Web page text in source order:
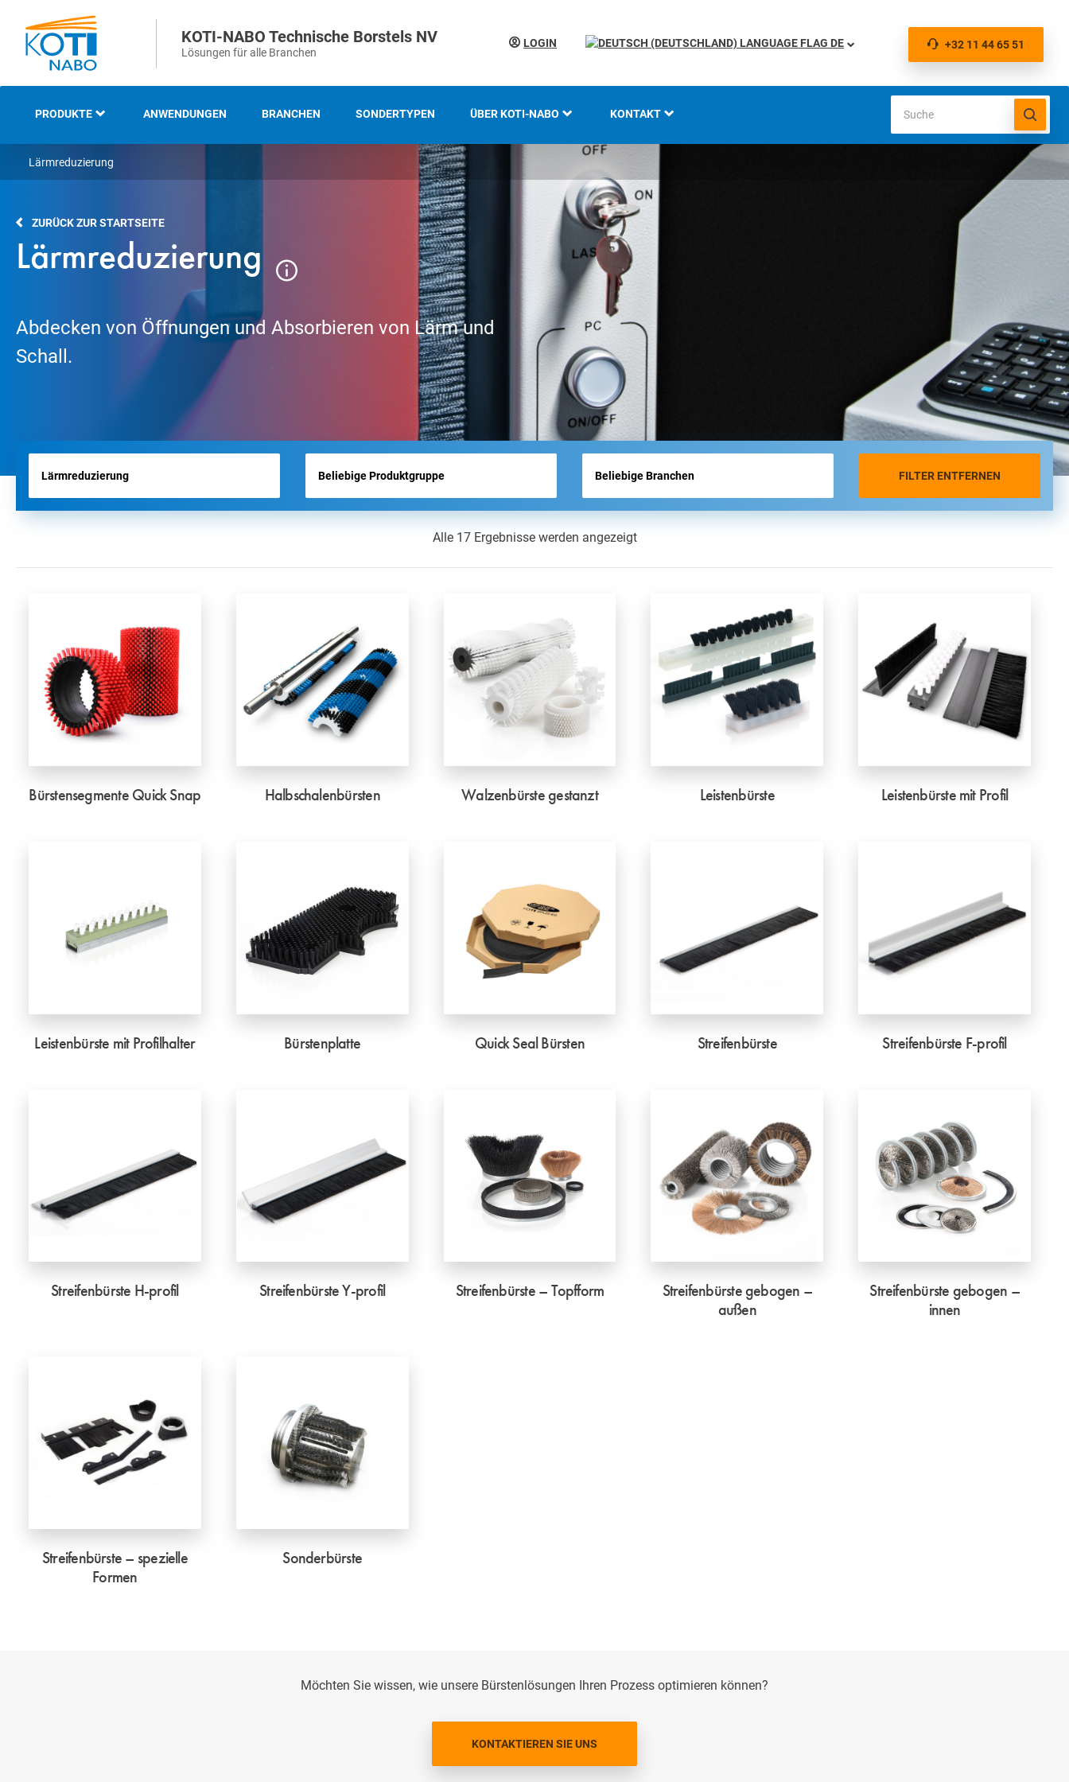
KOTI-NABO Technische Borstels NV
Lösungen für alle Branchen
LOGIN DE +32 11 44 65 51
PRODUKTE
INDUSTRIELLE UND
STREIFEN- UND
STRASSENREINIGUNGS- U
PRODUKTE
ANWENDUNGEN BRANCHEN SONDERTYPEN ÜBER KOTI-NABO
KOMPETENZ
NACHHALTIGKEIT
MESSENÜBERSICHT
KONTAKT
Lärmreduzierung
ZURÜCK ZUR STARTSEITE
Lärmreduzierung
Abdecken von Öffnungen und Absorbieren von Lärm und
Schall.
FILTER ENTFERNEN
Alle 17 Ergebnisse werden angezeigt
Bürstensegmente Quick Snap Halbschalenbürsten Walzenbürste gestanzt Leistenbürste Leistenbürste mit Profil
Leistenbürste mit Profilhalter Bürstenplatte Quick Seal Bürsten Streifenbürste Streifenbürste F-profil
Streifenbürste H-profil Streifenbürste Y-profil Streifenbürste – Topfform
Streifenbürste gebogen –
außen
Streifenbürste gebogen –
innen
Streifenbürste – spezielle
Formen
Sonderbürste
Möchten Sie wissen, wie unsere Bürstenlösungen Ihren Prozess optimieren können?
KONTAKTIEREN SIE UNS